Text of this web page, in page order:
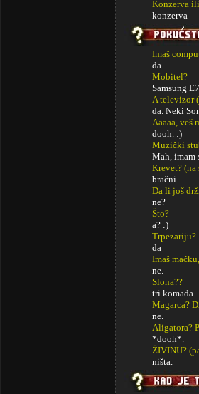
Konzerva
konzerva
Imaš
da.
Mobitel?
Samsung
A televizor
da. Neki
Aaaaa, veš
dooh. :)
Muzički
Mah, imam
Krevet?
bračni
Da li još
ne?
Što?
a? :)
Trpezariju?
da
Imaš
ne.
Slona??
tri komada.
Magarca?
ne.
Aligatora?
*dooh*.
ŽIVINU?
ništa.